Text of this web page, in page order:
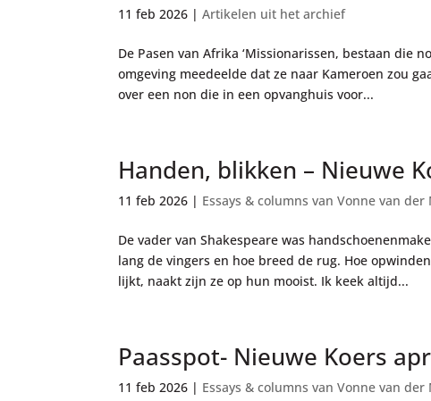
11 feb 2026 | Artikelen uit het archief
De Pasen van Afrika ‘Missionarissen, bestaan die
omgeving meedeelde dat ze naar Kameroen zou
over een non die in een opvanghuis voor...
Handen, blikken – Nieuwe
11 feb 2026 | Essays & columns van Vonne van der
De vader van Shakespeare was
lang de vingers en hoe breed de rug. Hoe
lijkt, naakt zijn ze op hun mooist. Ik keek altijd...
Paasspot- Nieuwe Koers
11 feb 2026 | Essays & columns van Vonne van der